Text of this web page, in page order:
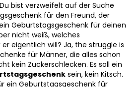
bist verzweifelt auf der Suche
für den Freund, der
Geburtstagsgeschenk für deinen
nicht weiß, welches
eigentlich will? Ja, the struggle is
für Männer, die alles schon
kein Zuckerschlecken. Es soll ein
sein, kein Kitsch.
ein Geburtstagsgeschenk für